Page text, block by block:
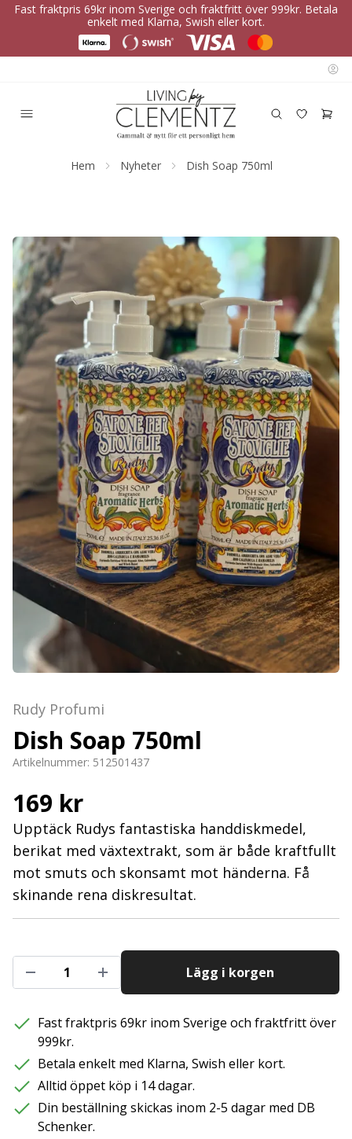
Fast fraktpris 69kr inom Sverige och fraktfritt över 999kr. Betala
enkelt med Klarna, Swish eller kort.
Hem Nyheter Dish Soap 750ml
Rudy Profumi
Dish Soap 750ml
Artikelnummer: 512501437
169 kr
Upptäck Rudys fantastiska handdiskmedel,
berikat med växtextrakt, som är både kraftfullt
mot smuts och skonsamt mot händerna. Få
skinande rena diskresultat.
Lägg i korgen
Fast fraktpris 69kr inom Sverige och fraktfritt över
999kr.
Betala enkelt med Klarna, Swish eller kort.
Alltid öppet köp i 14 dagar.
Din beställning skickas inom 2-5 dagar med DB
Schenker.